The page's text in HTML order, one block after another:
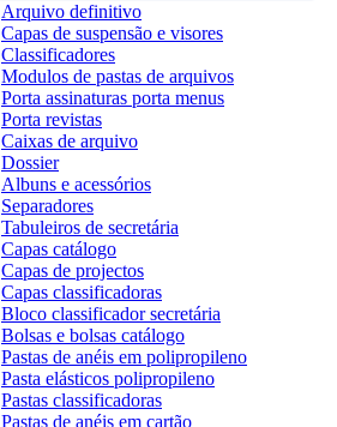
Arquivo definitivo
Capas de suspensão e visores
Classificadores
Modulos de pastas de arquivos
Porta assinaturas porta menus
Porta revistas
Caixas de arquivo
Dossier
Albuns e acessórios
Separadores
Tabuleiros de secretária
Capas catálogo
Capas de projectos
Capas classificadoras
Bloco classificador secretária
Bolsas e bolsas catálogo
Pastas de anéis em polipropileno
Pasta elásticos polipropileno
Pastas classificadoras
Pastas de anéis em cartão